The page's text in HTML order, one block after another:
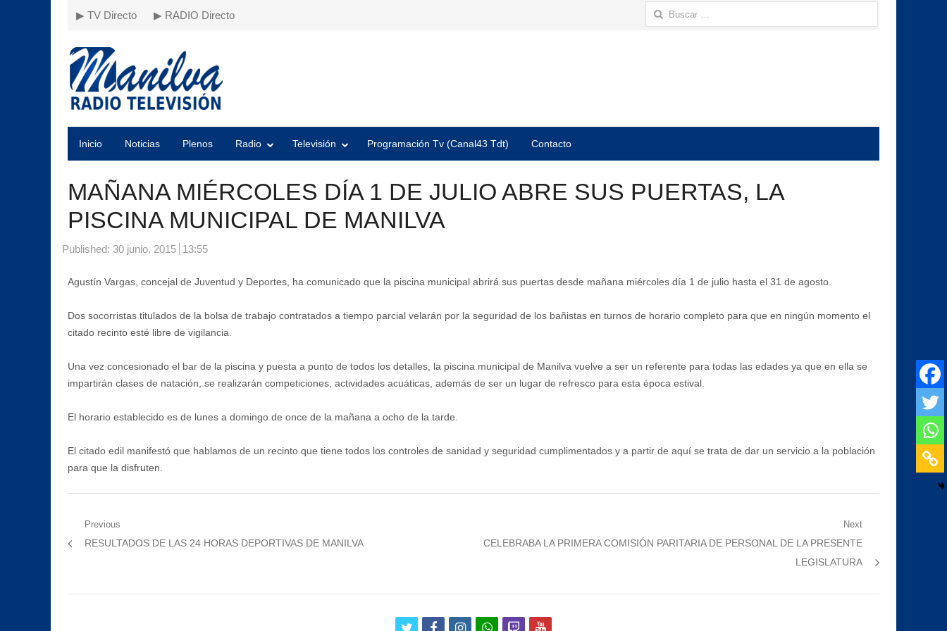
▶ TV Directo ▶ RADIO Directo Buscar:
Inicio Noticias Plenos Radio Televisión Programación Tv (Canal43 Tdt) Contacto
MAÑANA MIÉRCOLES DÍA 1 DE JULIO ABRE SUS PUERTAS, LA
PISCINA MUNICIPAL DE MANILVA
Published: 30 junio, 2015 13:55
Agustín Vargas, concejal de Juventud y Deportes, ha comunicado que la piscina municipal abrirá sus puertas desde mañana miércoles día 1 de julio hasta el 31 de agosto.
Dos socorristas titulados de la bolsa de trabajo contratados a tiempo parcial velarán por la seguridad de los bañistas en turnos de horario completo para que en ningún momento el
citado recinto esté libre de vigilancia.
Una vez concesionado el bar de la piscina y puesta a punto de todos los detalles, la piscina municipal de Manilva vuelve a ser un referente para todas las edades ya que en ella se
impartirán clases de natación, se realizarán competiciones, actividades acuáticas, además de ser un lugar de refresco para esta época estival.
El horario establecido es de lunes a domingo de once de la mañana a ocho de la tarde.
El citado edil manifestó que hablamos de un recinto que tiene todos los controles de sanidad y seguridad cumplimentados y a partir de aquí se trata de dar un servicio a la población
para que la disfruten.
Navegación
de
Previous
Previous
RESULTADOS DE LAS 24 HORAS DEPORTIVAS DE MANILVA
Next
Next
CELEBRABA LA PRIMERA COMISIÓN PARITARIA DE PERSONAL DE LA PRESENTE
LEGISLATURA
twitterfacebookinstagramwhatsapp
twitchyoutube